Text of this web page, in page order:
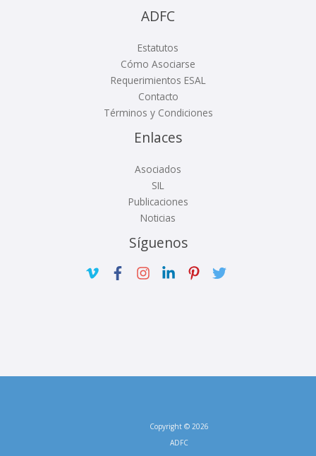
ADFC
Estatutos
Cómo Asociarse
Requerimientos ESAL
Contacto
Términos y Condiciones
Enlaces
Asociados
SIL
Publicaciones
Noticias
Síguenos
Copyright © 2026
ADFC